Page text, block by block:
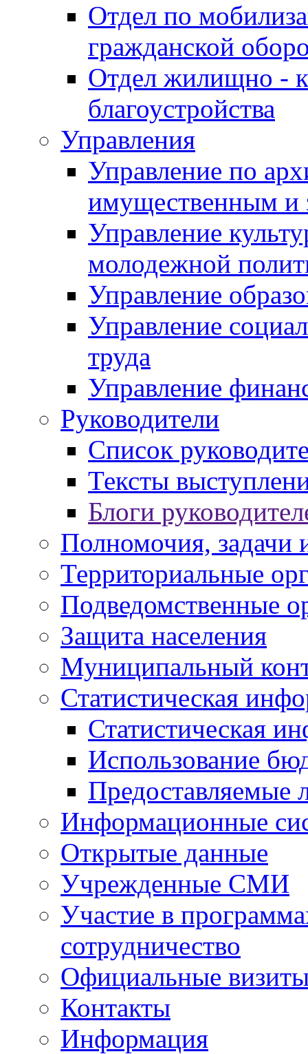
Отдел по
гражданской
Отдел жилищно -
благоустройства
Управления
Управление по
имущественным и
Управление
молодежной
Управление
Управление
труда
Управление
Руководители
Список
Тексты
Блоги
Полномочия, задачи
Территориальные
Подведомственные
Защита населения
Муниципальный
Статистическая
Статистическая
Использование
Предоставляемые
Информационные
Открытые данные
Учрежденные СМИ
Участие в
сотрудничество
Официальные
Контакты
Информация